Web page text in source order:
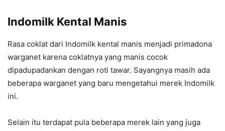
Indomilk Kental Manis
Rasa coklat dari Indomilk kental manis menjadi primadona
warganet karena coklatnya yang manis cocok
dipadupadankan dengan roti tawar. Sayangnya masih ada
beberapa warganet yang baru mengetahui merek Indomilk
ini.
Selain itu terdapat pula beberapa merek lain yang juga